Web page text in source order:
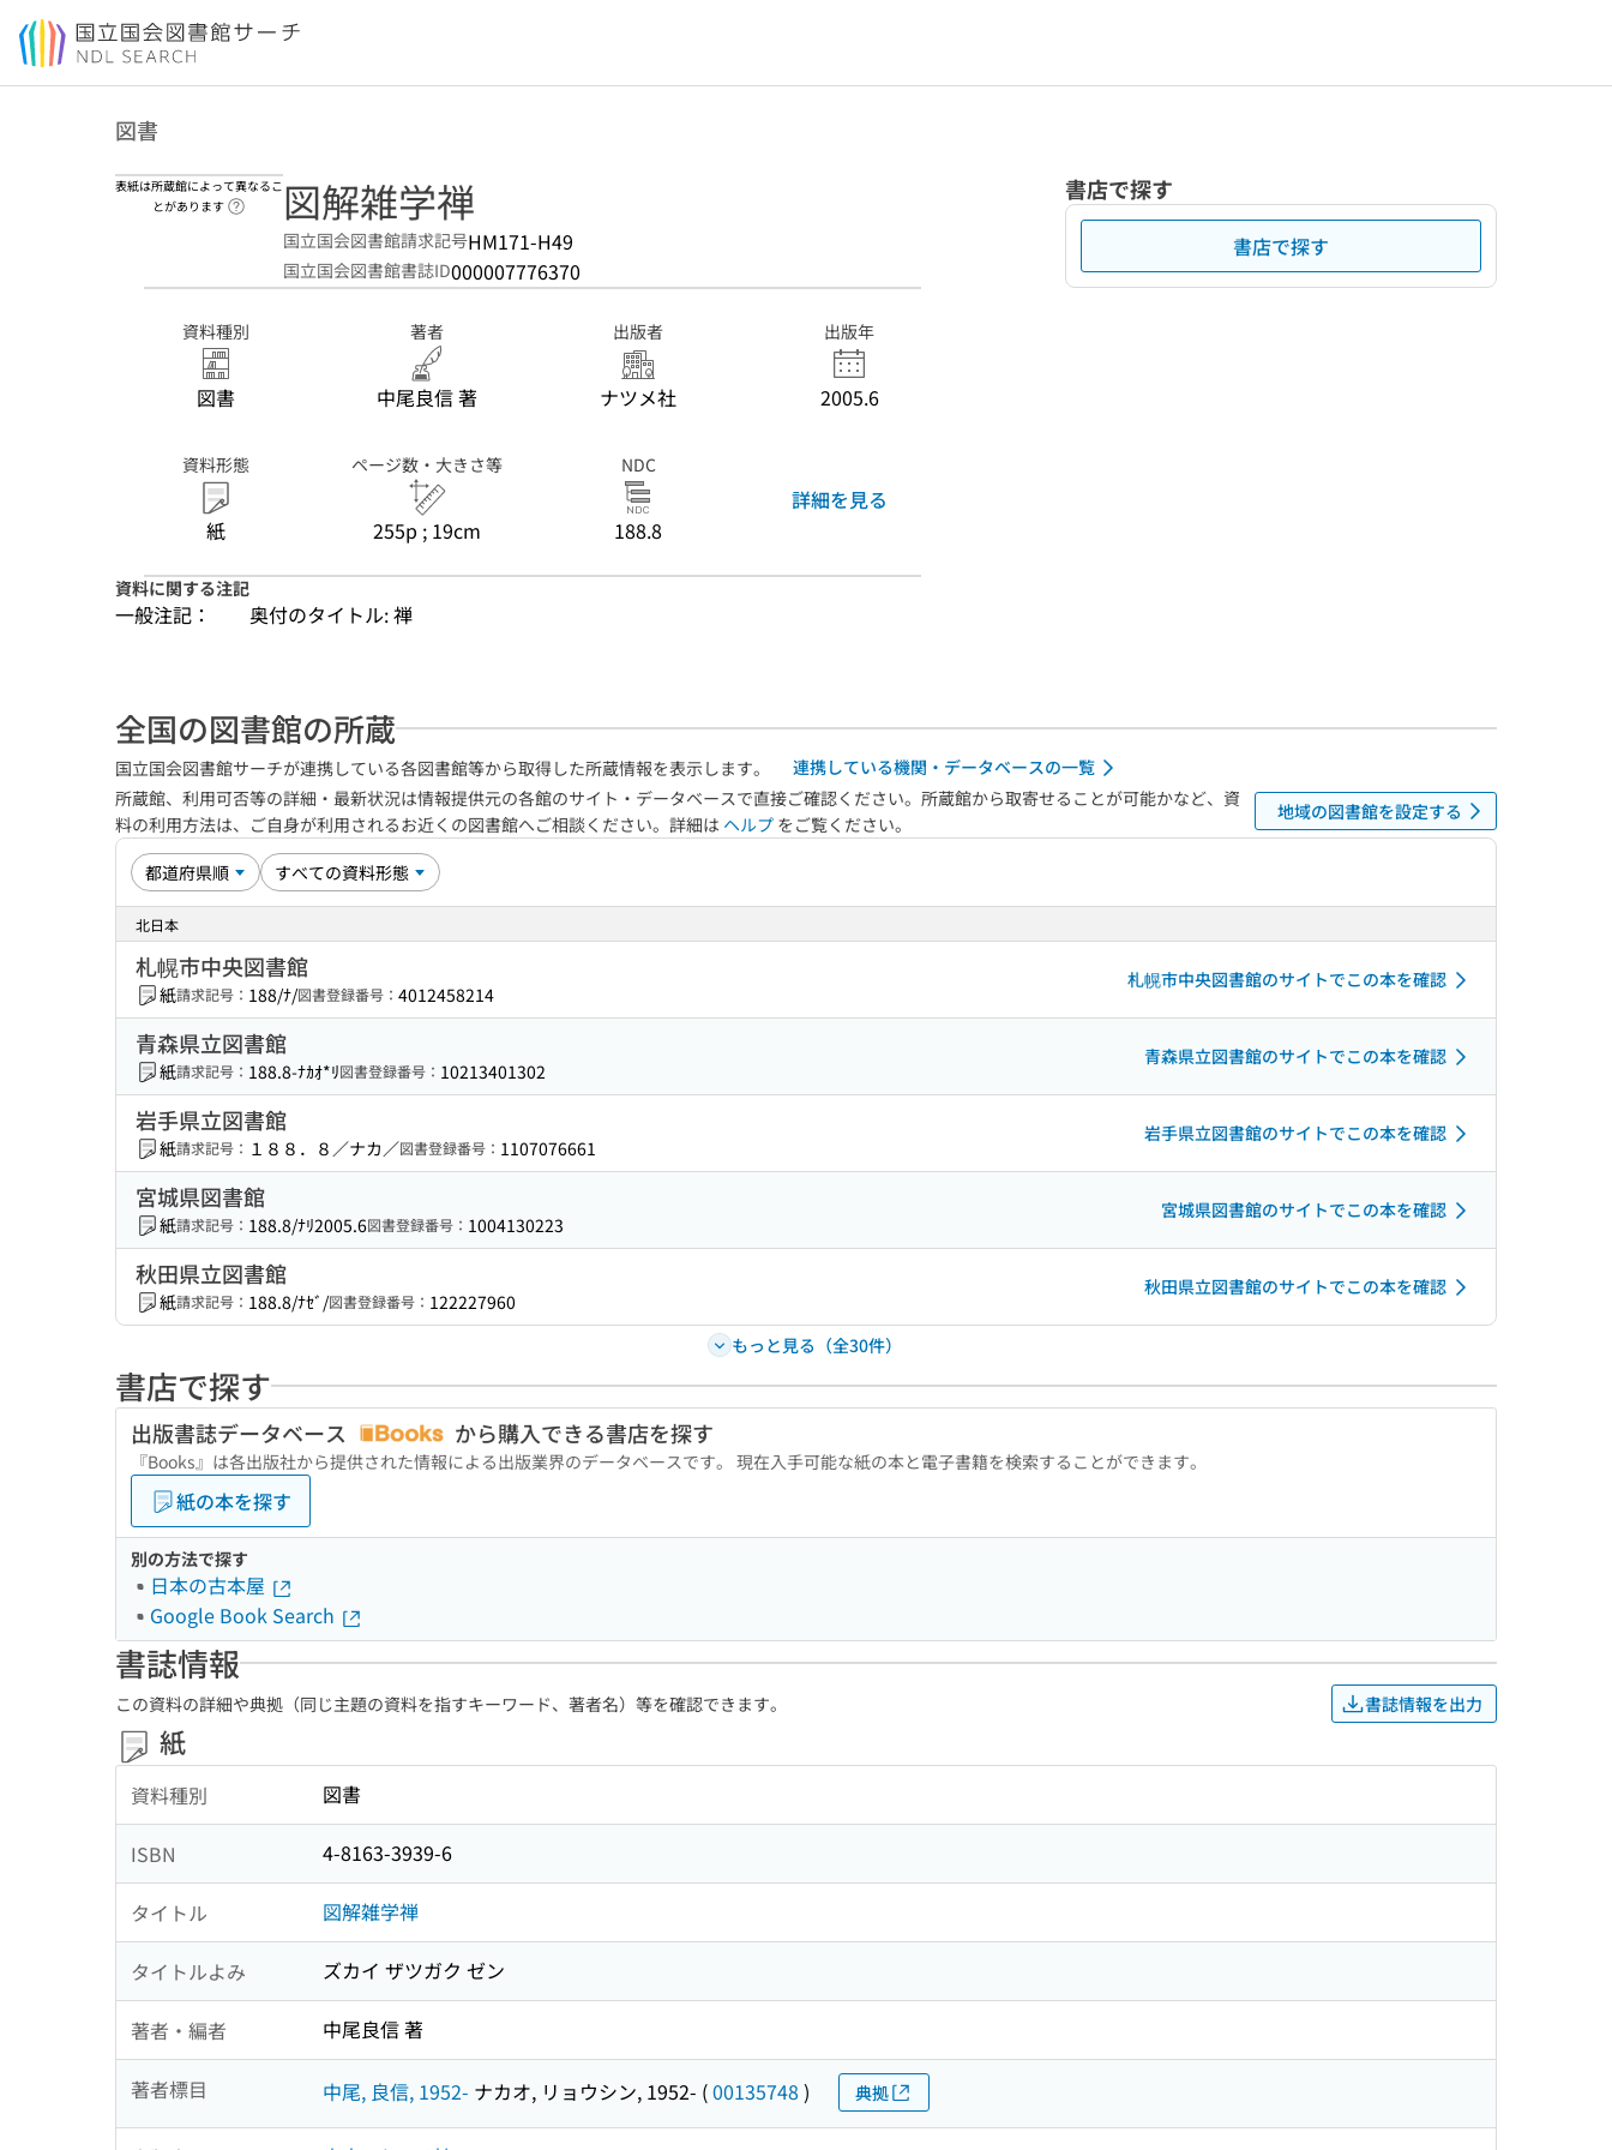
本文へ移動
図書
表紙は所蔵館によって異なるこ
とがあります
ヘルプページへのリンク
図解雑学禅
国立国会図書館請求記号HM171-H49
国立国会図書館書誌ID000007776370
資料種別
図書
著者
中尾良信 著
出版者
ナツメ社
出版年
2005.6
資料形態
紙
ページ数・大きさ等
255p ; 19cm
NDC
188.8
詳細を見る
資料に関する注記
一般注記： 奥付のタイトル: 禅
書店で探す
書店で探す
全国の図書館の所蔵
国立国会図書館サーチが連携している各図書館等から取得した所蔵情報を表示します。
連携している機関・データベースの一覧
所蔵館、利用可否等の詳細・最新状況は情報提供元の各館のサイト・データベースで直接ご確認ください。所蔵館から取寄せることが可能かなど、資
料の利用方法は、ご自身が利用されるお近くの図書館へご相談ください。詳細は ヘルプ をご覧ください。
地域の図書館を設定する
北日本
札幌市中央図書館
紙請求記号： 188/ﾅ/図書登録番号： 4012458214
札幌市中央図書館のサイトでこの本を確認
青森県立図書館
紙請求記号： 188.8-ﾅｶｵ*ﾘ図書登録番号： 10213401302
青森県立図書館のサイトでこの本を確認
岩手県立図書館
紙請求記号： １８８．８／ナカ／図書登録番号： 1107076661
岩手県立図書館のサイトでこの本を確認
宮城県図書館
紙請求記号： 188.8/ﾅﾘ2005.6図書登録番号： 1004130223
宮城県図書館のサイトでこの本を確認
秋田県立図書館
紙請求記号： 188.8/ﾅｾﾞ/図書登録番号： 122227960
秋田県立図書館のサイトでこの本を確認
もっと見る（全30件）
書店で探す
出版書誌データベース から購入できる書店を探す
『Books』は各出版社から提供された情報による出版業界のデータベースです。 現在入手可能な紙の本と電子書籍を検索することができます。
紙の本を探す
別の方法で探す
日本の古本屋
Google Book Search
書誌情報
この資料の詳細や典拠（同じ主題の資料を指すキーワード、著者名）等を確認できます。 書誌情報を出力
紙
資料種別 図書
ISBN 4-8163-3939-6
タイトル 図解雑学禅
タイトルよみ ズカイ ザツガク ゼン
著者・編者 中尾良信 著
著者標目 中尾, 良信, 1952- ナカオ, リョウシン, 1952- (00135748 ) 典拠